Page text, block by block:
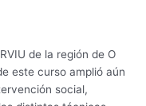
de la región de O
este curso amplió aún
social,